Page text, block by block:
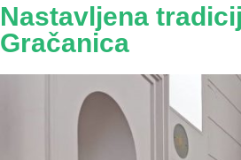
Nastavljena
Gračanica